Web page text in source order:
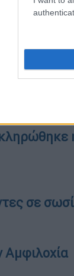
την
την
σε
Αμφιλοχία